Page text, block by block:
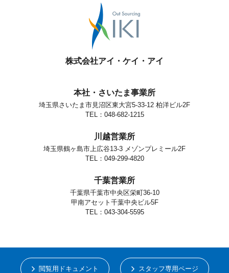
株式会社アイ・ケイ・アイ
本社・さいたま事業所
埼玉県さいたま市見沼区東大宮5-33-12 柏洋ビル2F
TEL：048-682-1215
川越営業所
埼玉県鶴ヶ島市上広谷13-3 メゾンプレミール2F
TEL：049-299-4820
千葉営業所
千葉県千葉市中央区栄町36-10
甲南アセット千葉中央ビル5F
TEL：043-304-5595
閲覧用ドキュメント スタッフ専用ページ